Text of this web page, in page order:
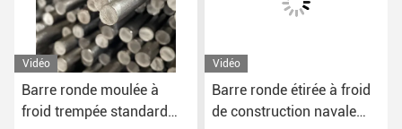
Vidéo
Barre ronde moulée à
froid trempée standard
Vidéo
Barre ronde étirée à froid
de construction navale